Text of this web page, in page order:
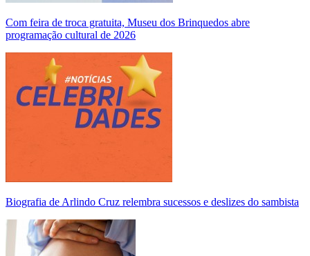
Com feira de troca gratuita, Museu dos Brinquedos abre
programação cultural de 2026
Biografia de Arlindo Cruz relembra sucessos e deslizes do sambista